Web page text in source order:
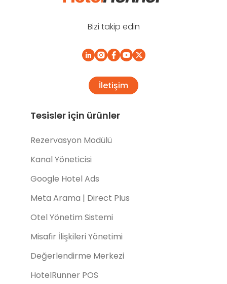
Bizi takip edin
İletişim
Tesisler için ürünler
Rezervasyon Modülü
Kanal Yöneticisi
Google Hotel Ads
Meta Arama | Direct Plus
Otel Yönetim Sistemi
Misafir İlişkileri Yönetimi
Değerlendirme Merkezi
HotelRunner POS